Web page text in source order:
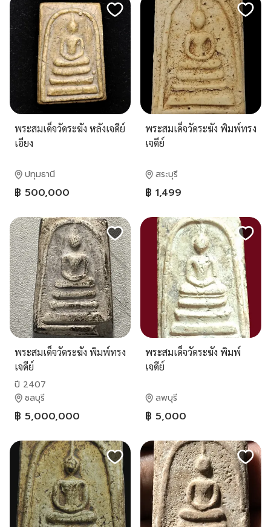
พระสมเด็จวัดระฆัง หลังเจดีย์
เอียง
ปทุมธานี
฿ 500,000
พระสมเด็จวัดระฆัง พิมพ์ทรง
เจดีย์
สระบุรี
฿ 1,499
พระสมเด็จวัดระฆัง พิมพ์ทรง
เจดีย์
ปี 2407
ชลบุรี
฿ 5,000,000
พระสมเด็จวัดระฆัง พิมพ์
เจดีย์
ลพบุรี
฿ 5,000